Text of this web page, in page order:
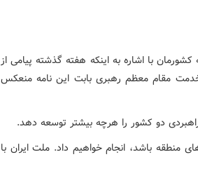
با اشاره به اینکه هفته گذشته پیامی از
مقام معظم رهبری بابت این نامه منعکس
راهبردی دو کشور را هرچه بیشتر توسعه دهد.
منطقه باشد، انجام خواهیم داد. ملت ایران با